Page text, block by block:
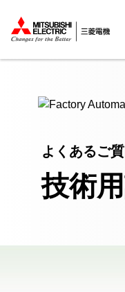
よくあるご
技術